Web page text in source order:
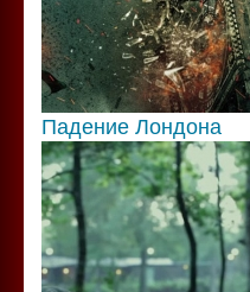
Падение Лондона